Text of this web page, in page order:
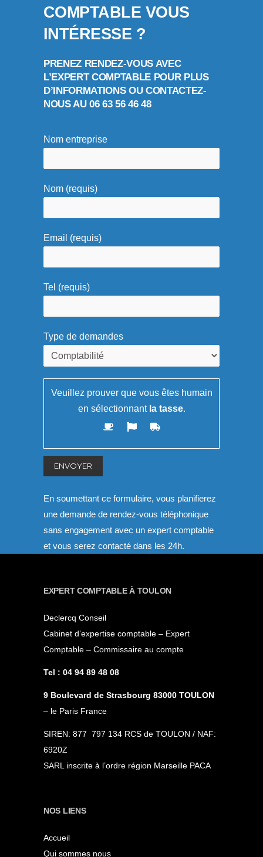
COMPTABLE VOUS
INTÉRESSE ?
PRENEZ RENDEZ-VOUS AVEC
L’EXPERT COMPTABLE POUR PLUS
D’INFORMATIONS OU CONTACTEZ-
NOUS AU 06 63 56 46 48
Nom entreprise
Nom (requis)
Email (requis)
Tel (requis)
Type de demandes
Veuillez prouver que vous êtes humain
en sélectionnantla tasse.
En soumettant ce formulaire, vous planifierez
une demande de rendez-vous téléphonique
sans engagement avec un expert comptable
et vous serez contacté dans les 24h.
EXPERT COMPTABLE À TOULON
Declercq Conseil
Cabinet d’expertise comptable – Expert
Comptable – Commissaire au compte
Tel : 04 94 89 48 08
9 Boulevard de Strasbourg 83000 TOULON
– le Paris France
SIREN: 877 797 134 RCS de TOULON / NAF:
6920Z
SARL inscrite à l’ordre région Marseille PACA
NOS LIENS
Accueil
Qui sommes nous